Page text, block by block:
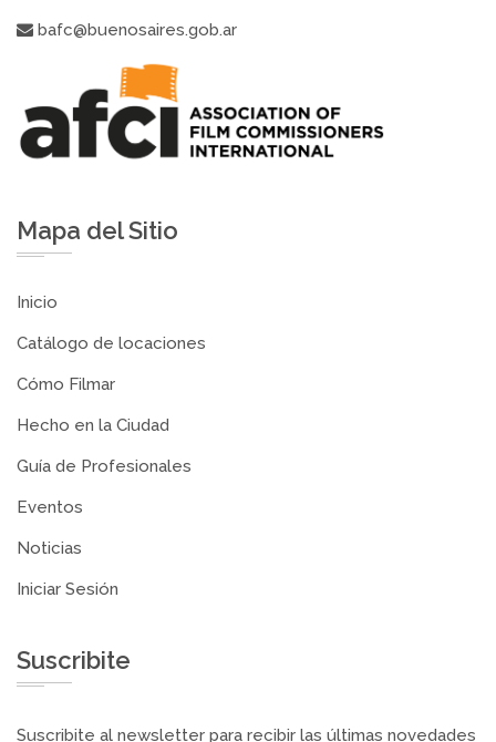
bafc@buenosaires.gob.ar
Mapa del Sitio
Inicio
Catálogo de locaciones
Cómo Filmar
Hecho en la Ciudad
Guía de Profesionales
Eventos
Noticias
Iniciar Sesión
Suscribite
Suscribite al newsletter para recibir las últimas novedades